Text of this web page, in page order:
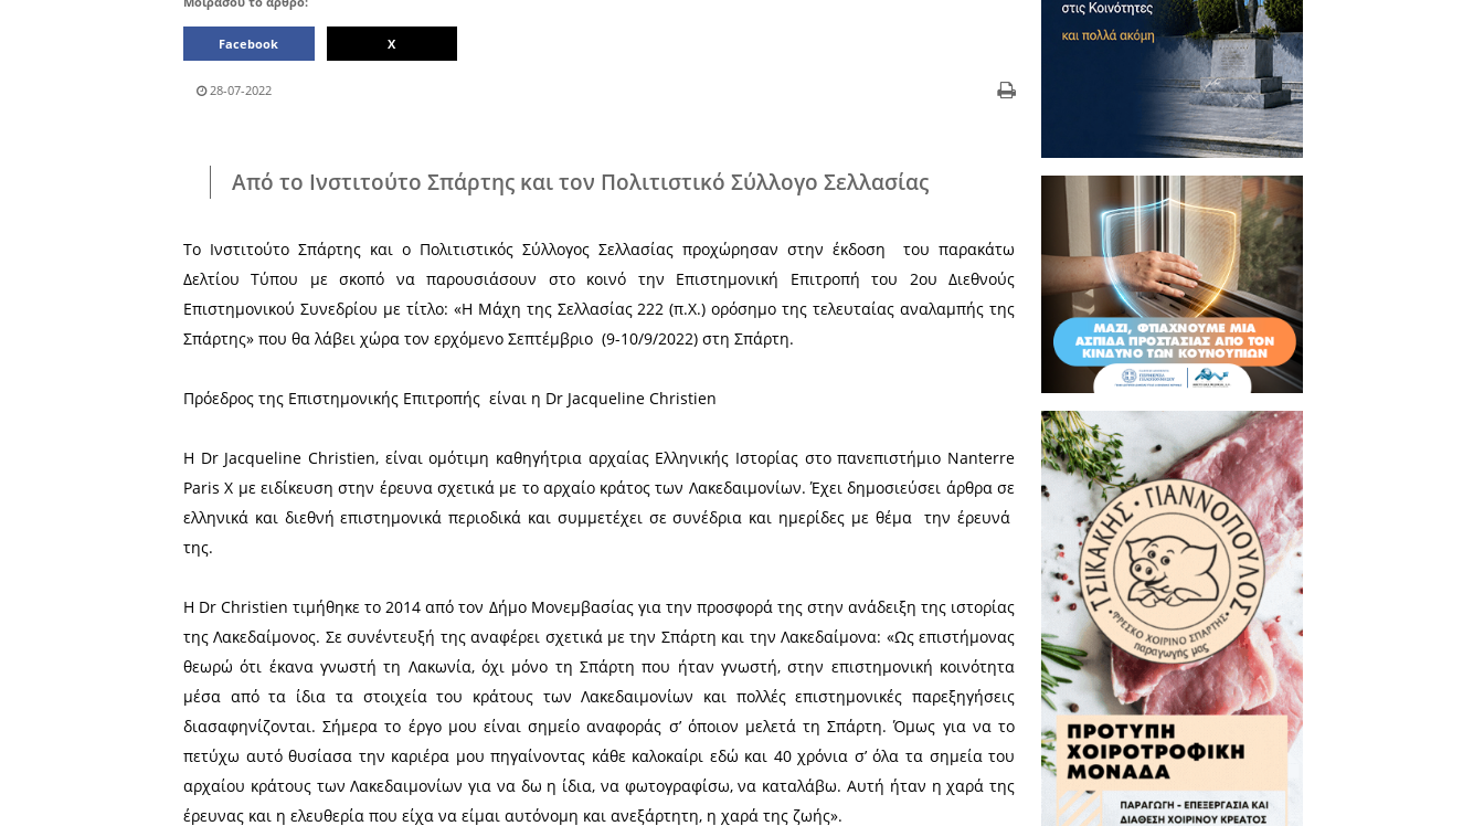
Μοιράσου το άρθρο:
Facebook Χ
Από το Ινστιτούτο Σπάρτης και τον Πολιτιστικό Σύλλογο Σελλασίας
Το Ινστιτούτο Σπάρτης και ο Πολιτιστικός Σύλλογος Σελλασίας προχώρησαν στην έκδοση του παρακάτω
Δελτίου Τύπου με σκοπό να παρουσιάσουν στο κοινό την Επιστημονική Επιτροπή του 2ου Διεθνούς
Επιστημονικού Συνεδρίου με τίτλο: «Η Μάχη της Σελλασίας 222 (π.Χ.) ορόσημο της τελευταίας αναλαμπής της
Σπάρτης» που θα λάβει χώρα τον ερχόμενο Σεπτέμβριο (9-10/9/2022) στη Σπάρτη.
Πρόεδρος της Επιστημονικής Επιτροπής είναι η Dr Jacqueline Christien